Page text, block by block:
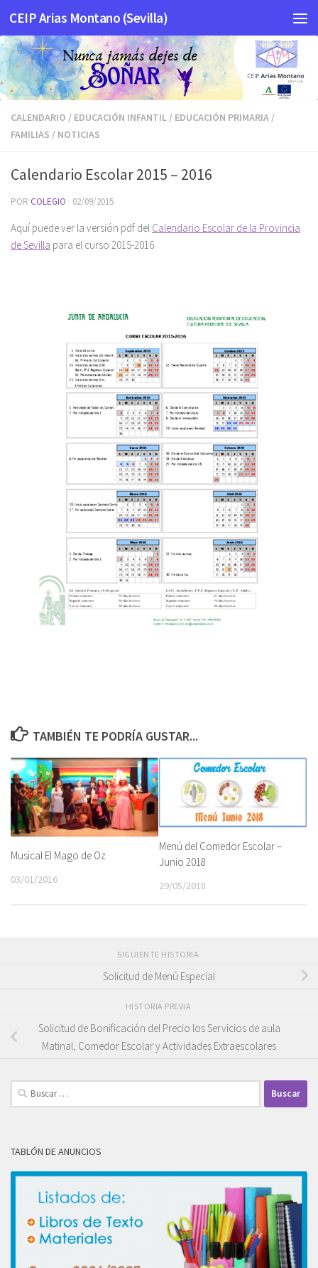
Saltar al contenido
CEIP Arias Montano (Sevilla)
CALENDARIO / EDUCACIÓN INFANTIL / EDUCACIÓN PRIMARIA /
FAMILIAS / NOTICIAS
Calendario Escolar 2015 – 2016
POR COLEGIO · 02/09/2015
Aquí puede ver la versión pdf del Calendario Escolar de la Provincia
de Sevilla para el curso 2015-2016
TAMBIÉN TE PODRÍA GUSTAR...
Musical El Mago de Oz
03/01/2016
Menú del Comedor Escolar –
Junio 2018
29/05/2018
SIGUIENTE HISTORIA
Solicitud de Menú Especial
HISTORIA PREVIA
Solicitud de Bonificación del Precio los Servicios de aula
Matinal, Comedor Escolar y Actividades Extraescolares
Buscar:
TABLÓN DE ANUNCIOS